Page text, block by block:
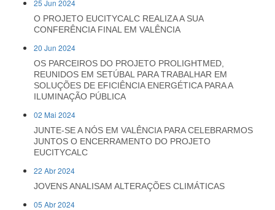
25 Jun 2024
O PROJETO EUCITYCALC REALIZA A SUA
CONFERÊNCIA FINAL EM VALÊNCIA
20 Jun 2024
OS PARCEIROS DO PROJETO PROLIGHTMED,
REUNIDOS EM SETÚBAL PARA TRABALHAR EM
SOLUÇÕES DE EFICIÊNCIA ENERGÉTICA PARA A
ILUMINAÇÃO PÚBLICA
02 Mai 2024
JUNTE-SE A NÓS EM VALÊNCIA PARA CELEBRARMOS
JUNTOS O ENCERRAMENTO DO PROJETO
EUCITYCALC
22 Abr 2024
JOVENS ANALISAM ALTERAÇÕES CLIMÁTICAS
05 Abr 2024